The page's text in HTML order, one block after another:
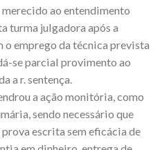
ao entendimento
turma julgadora após a
emprego da técnica prevista
se parcial provimento ao
a r. sentença.
a ação monitória, como
sendo necessário que
escrita sem eficácia de